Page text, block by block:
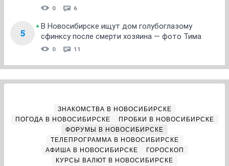
0 6
5
В Новосибирске ищут дом голубоглазому
сфинксу после смерти хозяина — фото Тима
0 11
ЗНАКОМСТВА В НОВОСИБИРСКЕ
ПОГОДА В НОВОСИБИРСКЕ
ПРОБКИ В НОВОСИБИРСКЕ
ФОРУМЫ В НОВОСИБИРСКЕ
ТЕЛЕПРОГРАММА В НОВОСИБИРСКЕ
АФИША В НОВОСИБИРСКЕ
ГОРОСКОП
КУРСЫ ВАЛЮТ В НОВОСИБИРСКЕ